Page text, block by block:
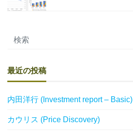
最近の投稿
内田洋行 (Investment report – Basic)
カウリス (Price Discovery)